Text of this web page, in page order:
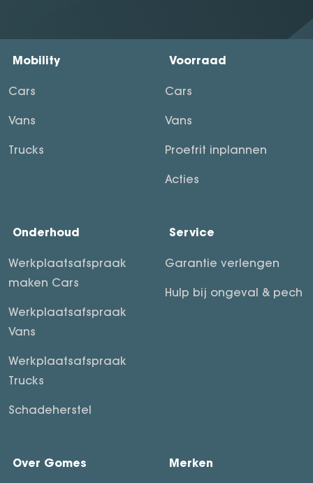
Mobility
Cars
Vans
Trucks
Voorraad
Cars
Vans
Proefrit inplannen
Acties
Onderhoud
Werkplaatsafspraak
maken Cars
Werkplaatsafspraak
Vans
Werkplaatsafspraak
Trucks
Schadeherstel
Service
Garantie verlengen
Hulp bij ongeval & pech
Over Gomes Merken